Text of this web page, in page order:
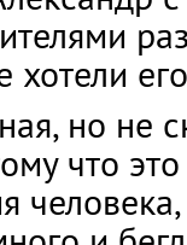
но не
что